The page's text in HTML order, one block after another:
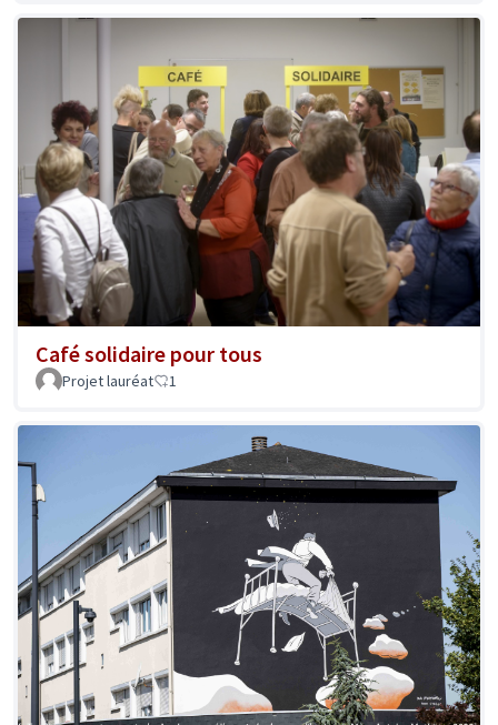
Café solidaire pour tous
Projet lauréat 1